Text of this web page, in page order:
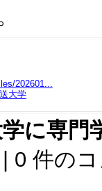
202601...
大学
に専門
| 0 件の